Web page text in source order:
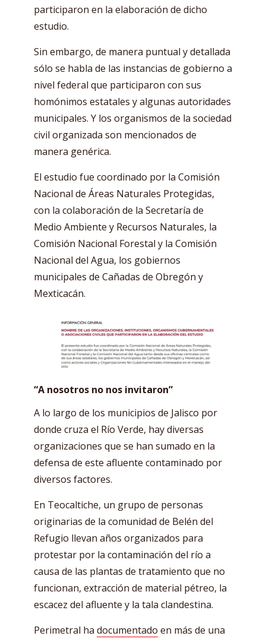
participaron en la elaboración de dicho
estudio.
Sin embargo, de manera puntual y detallada
sólo se habla de las instancias de gobierno a
nivel federal que participaron con sus
homónimos estatales y algunas autoridades
municipales. Y los organismos de la sociedad
civil organizada son mencionados de
manera genérica.
El estudio fue coordinado por la Comisión
Nacional de Áreas Naturales Protegidas,
con la colaboración de la Secretaría de
Medio Ambiente y Recursos Naturales, la
Comisión Nacional Forestal y la Comisión
Nacional del Agua, los gobiernos
municipales de Cañadas de Obregón y
Mexticacán.
“A nosotros no nos invitaron”
A lo largo de los municipios de Jalisco por
donde cruza el Río Verde, hay diversas
organizaciones que se han sumado en la
defensa de este afluente contaminado por
diversos factores.
En Teocaltiche, un grupo de personas
originarias de la comunidad de Belén del
Refugio llevan años organizados para
protestar por la contaminación del río a
causa de las plantas de tratamiento que no
funcionan, extracción de material pétreo, la
escacez del afluente y la tala clandestina.
Perimetral ha documentado en más de una